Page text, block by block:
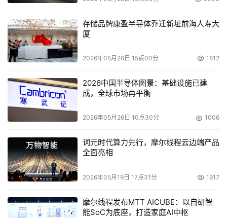
存储品牌康盈半导体乔迁新址前海人寿大
厦
2026年05月26日 15点00分 1812
2026中国半导体图景：基础设施已建
成，全球市场再平衡
2026年05月26日 10点30分 1006
词元时代算力先行，摩尔线程云边端产品
全面亮相
2026年05月19日 17点31分 1917
摩尔线程发布MTT AICUBE：以自研智
能SoC为底座，打造家庭AI中枢